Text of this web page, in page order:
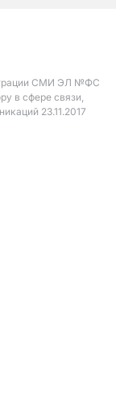
СМИ ЭЛ №ФС
в сфере связи,
23.11.2017